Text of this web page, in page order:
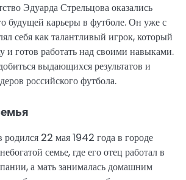
Эдуарда Стрельцова оказались
будущей карьеры в футболе. Он уже с
себя как талантливый игрок, который
и готов работать над своими навыками.
выдающихся результатов и
российского футбола.
родился 22 мая 1942 года в городе
семье, где его отец работал в
а мать занималась домашним